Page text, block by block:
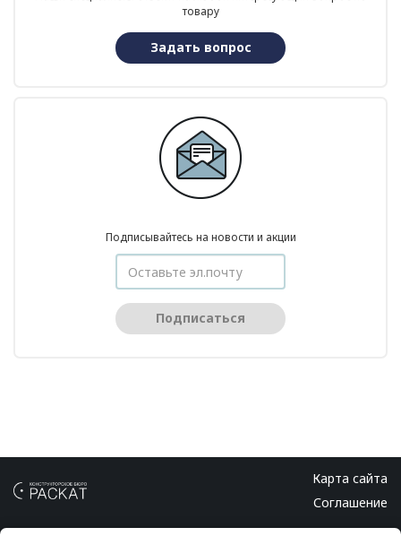
товару
Задать вопрос
Подписывайтесь на новости и акции
Подписаться
Карта сайта
Соглашение